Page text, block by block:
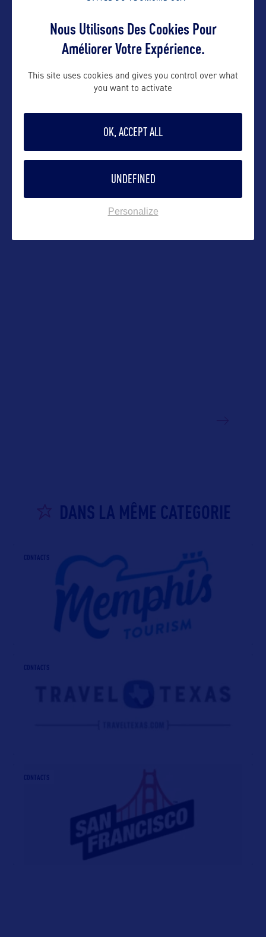
emmanuelle@orkestra-tourism.com
Contact pro
Contact grand public
emmanuelle@orkestra-tourism.com
Suivre
DANS LA MÊME CATEGORIE
CONTACTS
CONTACTS
CONTACTS
Nous Utilisons Des Cookies Pour
Améliorer Votre Expérience.
This site uses cookies and gives you control over what
you want to activate
OK, ACCEPT ALL
UNDEFINED
Personalize